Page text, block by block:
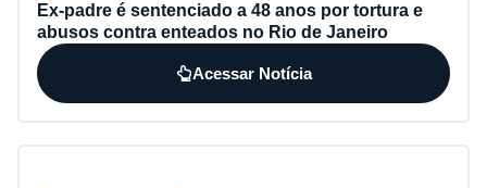
Ex-padre é sentenciado a 48 anos por tortura e
abusos contra enteados no Rio de Janeiro
Acessar Notícia